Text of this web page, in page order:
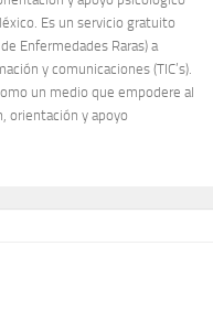
Es un servicio gratuito
Enfermedades Raras) a
y comunicaciones (TIC’s).
un medio que empodere al
orientación y apoyo